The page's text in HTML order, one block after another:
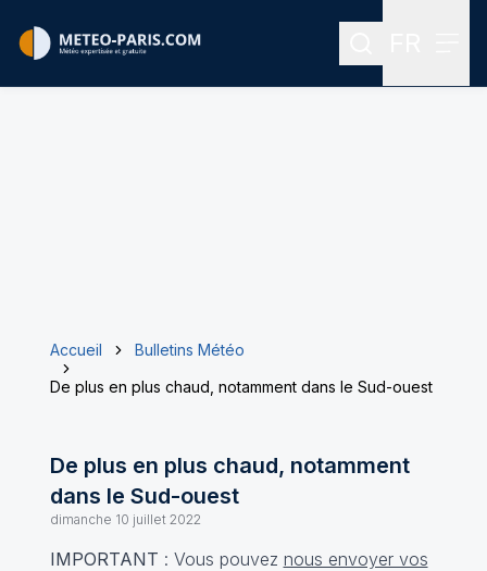
Rechercher
Accueil
Bulletins Météo
De plus en plus chaud, notamment dans le Sud-ouest
De plus en plus chaud, notamment
dans le Sud-ouest
dimanche 10 juillet 2022
IMPORTANT : Vous pouvez nous envoyer vos